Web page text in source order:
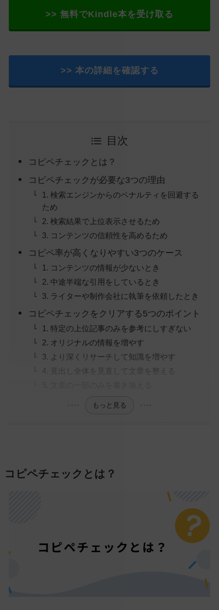
>> 無料でKindle本を受け取る
>> 本の詳細を確認する
目次
コピペチェックとは？
コピペチェックが必要な3つの理由
1. 検索エンジンからのペナルティを回避する
ため
2. 検索結果で上位表示させるため
3. コンテンツの信頼性を高めるため
コピペ率が高くなりやすい3つのケース
1. コンテンツの情報が少ないとき
2. 中途半端な引用をしているとき
3. ライターや制作会社に執筆を依頼したとき
コピペチェックをクリアする5つのポイント
1. 特定の上位記事のみを参考にしすぎない
2. オリジナルの情報を増やす
3. より深くリサーチして知識を増やす
4. 見出し全体を見直して文章を整える
もっと見る
コピペチェックとは？